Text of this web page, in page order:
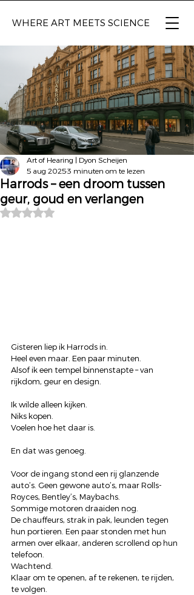
WHERE ART MEETS SCIENCE
Harrods – een droom tussen
geur, goud en verlangen
Art of Hearing | Dyon Scheijen
5 aug 20253 minuten om te lezen
Beoordeeld met NaN uit 5 sterren.
Gisteren liep ik Harrods in.
Heel even maar. Een paar minuten.
Alsof ik een tempel binnenstapte – van
rijkdom, geur en design.
Ik wilde alleen kijken.
Niks kopen.
Voelen hoe het daar is.
En dat was genoeg.
Voor de ingang stond een rij glanzende
auto’s. Geen gewone auto’s, maar Rolls-
Royces, Bentley’s, Maybachs.
Sommige motoren draaiden nog.
De chauffeurs, strak in pak, leunden tegen
hun portieren. Een paar stonden met hun
armen over elkaar, anderen scrollend op hun
telefoon.
Wachtend.
Klaar om te openen, af te rekenen, te rijden,
te volgen.